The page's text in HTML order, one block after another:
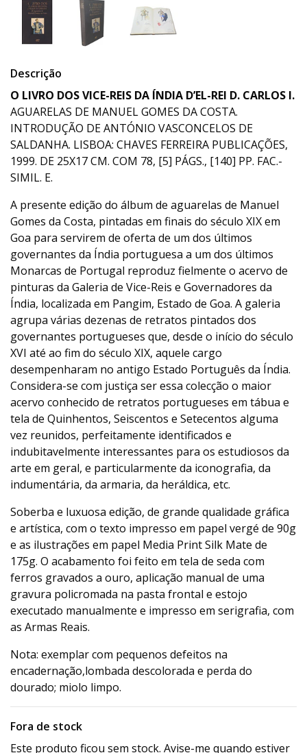
Descrição
O LIVRO DOS VICE-REIS DA ÍNDIA D’EL-REI D. CARLOS I.
AGUARELAS DE MANUEL GOMES DA COSTA.
INTRODUÇÃO DE ANTÓNIO VASCONCELOS DE
SALDANHA. LISBOA: CHAVES FERREIRA PUBLICAÇÕES,
1999. DE 25X17 CM. COM 78, [5] PÁGS., [140] PP. FAC.-
SIMIL. E.
A presente edição do álbum de aguarelas de Manuel
Gomes da Costa, pintadas em finais do século XIX em
Goa para servirem de oferta de um dos últimos
governantes da Índia portuguesa a um dos últimos
Monarcas de Portugal reproduz fielmente o acervo de
pinturas da Galeria de Vice-Reis e Governadores da
Índia, localizada em Pangim, Estado de Goa. A galeria
agrupa várias dezenas de retratos pintados dos
governantes portugueses que, desde o início do século
XVI até ao fim do século XIX, aquele cargo
desempenharam no antigo Estado Português da Índia.
Considera-se com justiça ser essa colecção o maior
acervo conhecido de retratos portugueses em tábua e
tela de Quinhentos, Seiscentos e Setecentos alguma
vez reunidos, perfeitamente identificados e
indubitavelmente interessantes para os estudiosos da
arte em geral, e particularmente da iconografia, da
indumentária, da armaria, da heráldica, etc.
Soberba e luxuosa edição, de grande qualidade gráfica
e artística, com o texto impresso em papel vergé de 90g
e as ilustrações em papel Media Print Silk Mate de
175g. O acabamento foi feito em tela de seda com
ferros gravados a ouro, aplicação manual de uma
gravura policromada na pasta frontal e estojo
executado manualmente e impresso em serigrafia, com
as Armas Reais.
Nota: exemplar com pequenos defeitos na
encadernação,lombada descolorada e perda do
dourado; miolo limpo.
Fora de stock
Este produto ficou sem stock. Avise-me quando estiver